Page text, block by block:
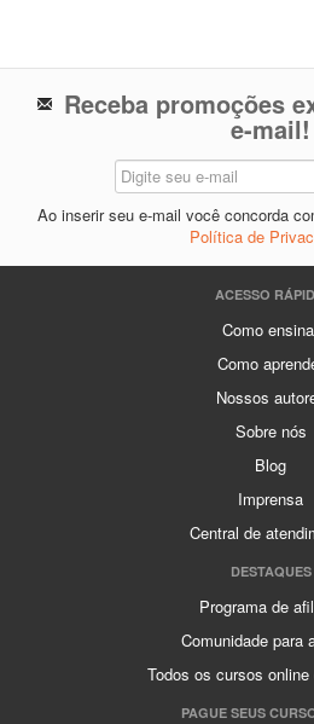
Receba promoções
e-mail!
Ao inserir seu e-mail você concorda
Política de
ACESSO
Como
Como
Nossos
Sobre nós
Blog
Imprensa
Central de
DESTAQUES
Programa de
Comunidade para
Todos os cursos
PAGUE SEUS